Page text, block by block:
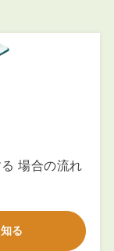
場合の流れ
る